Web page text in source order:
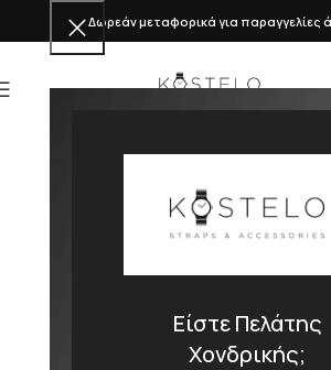
Είστε Πελάτης
Χονδρικής;
Δωρεάν μεταφορικά για παραγγελίες